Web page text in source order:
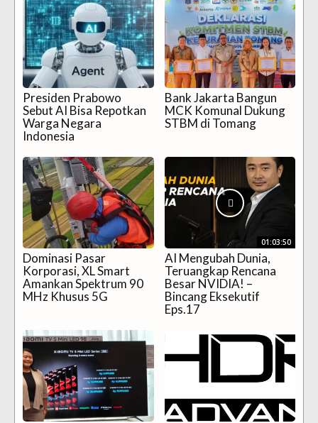
Presiden Prabowo
Sebut AI Bisa Repotkan
Warga Negara
Indonesia
Bank Jakarta Bangun
MCK Komunal Dukung
STBM di Tomang
Dominasi Pasar
Korporasi, XL Smart
Amankan Spektrum 90
MHz Khusus 5G
01:03:50
AI Mengubah Dunia,
Teruangkap Rencana
Besar NVIDIA! –
Bincang Eksekutif
Eps.17